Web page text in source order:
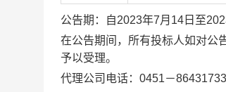
公告期：自2023年7月 14 日至
在公告期间，所有投标人如对公
予以受理。
代理公司电话： 0451－86431733